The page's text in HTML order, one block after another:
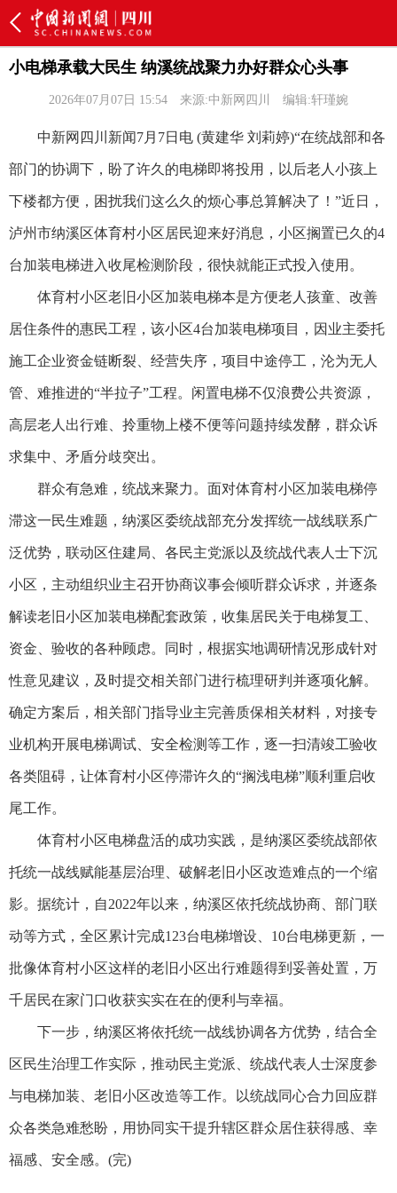
小电梯承载大民生 纳溪统战聚力办好群众心头事
2026年07月07日 15:54 来源:中新网四川 编辑:轩瑾婉
中新网四川新闻7月7日电 (黄建华 刘莉婷)“在统战部和各
部门的协调下，盼了许久的电梯即将投用，以后老人小孩上
下楼都方便，困扰我们这么久的烦心事总算解决了！”近日，
泸州市纳溪区体育村小区居民迎来好消息，小区搁置已久的4
台加装电梯进入收尾检测阶段，很快就能正式投入使用。
体育村小区老旧小区加装电梯本是方便老人孩童、改善
居住条件的惠民工程，该小区4台加装电梯项目，因业主委托
施工企业资金链断裂、经营失序，项目中途停工，沦为无人
管、难推进的“半拉子”工程。闲置电梯不仅浪费公共资源，
高层老人出行难、拎重物上楼不便等问题持续发酵，群众诉
求集中、矛盾分歧突出。
群众有急难，统战来聚力。面对体育村小区加装电梯停
滞这一民生难题，纳溪区委统战部充分发挥统一战线联系广
泛优势，联动区住建局、各民主党派以及统战代表人士下沉
小区，主动组织业主召开协商议事会倾听群众诉求，并逐条
解读老旧小区加装电梯配套政策，收集居民关于电梯复工、
资金、验收的各种顾虑。同时，根据实地调研情况形成针对
性意见建议，及时提交相关部门进行梳理研判并逐项化解。
确定方案后，相关部门指导业主完善质保相关材料，对接专
业机构开展电梯调试、安全检测等工作，逐一扫清竣工验收
各类阻碍，让体育村小区停滞许久的“搁浅电梯”顺利重启收
尾工作。
体育村小区电梯盘活的成功实践，是纳溪区委统战部依
托统一战线赋能基层治理、破解老旧小区改造难点的一个缩
影。据统计，自2022年以来，纳溪区依托统战协商、部门联
动等方式，全区累计完成123台电梯增设、10台电梯更新，一
批像体育村小区这样的老旧小区出行难题得到妥善处置，万
千居民在家门口收获实实在在的便利与幸福。
下一步，纳溪区将依托统一战线协调各方优势，结合全
区民生治理工作实际，推动民主党派、统战代表人士深度参
与电梯加装、老旧小区改造等工作。以统战同心合力回应群
众各类急难愁盼，用协同实干提升辖区群众居住获得感、幸
福感、安全感。(完)